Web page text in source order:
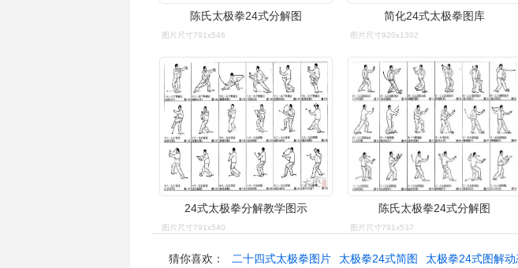
陈氏太极拳24式分解图
图片尺寸791x546
简化24式太极拳图库
图片尺寸920x1302
24式太极拳分解教学图示
图片尺寸791x540
陈氏太极拳24式分解图
图片尺寸791x537
猜你喜欢： 二十四式太极拳图片 太极拳24式简图 太极拳24式图解动